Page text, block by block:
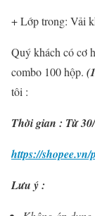
+ Lớp trong: Vải
Quý khách có cơ
combo 100 hộp.
tôi :
Thời gian : Từ
https://
Lưu ý :